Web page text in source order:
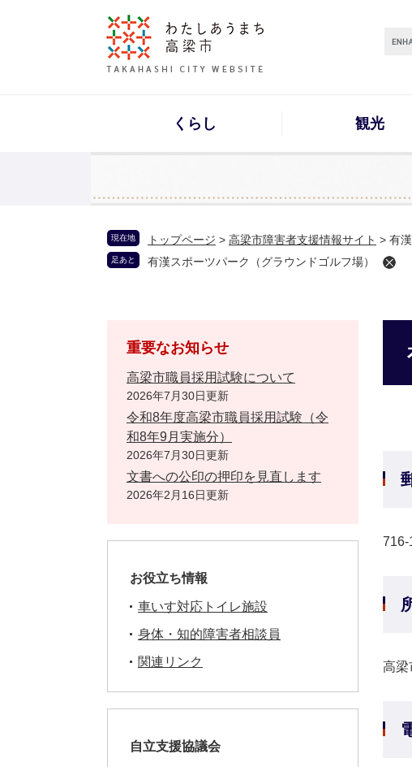
くらし 観光
現在地 トップページ > 高梁市障害者支援情報サイト > 有
足あと 有漢スポーツパーク（グラウンドゴルフ場）
716-
高梁
重要なお知らせ
高梁市職員採用試験について
2026年7月30日更新
令和8年度高梁市職員採用試験（令
和8年9月実施分）
2026年7月30日更新
文書への公印の押印を見直します
2026年2月16日更新
お役立ち情報
車いす対応トイレ施設
身体・知的障害者相談員
関連リンク
自立支援協議会